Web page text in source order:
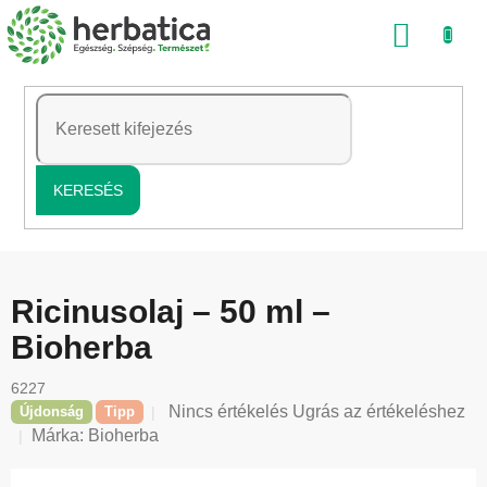
Ugrás
a
tartalomhoz
KERESÉS
Ricinusolaj – 50 ml –
Bioherba
6227
Újdonság Tipp
A
Nincs értékelés Ugrás az értékeléshez
Márka: Bioherba